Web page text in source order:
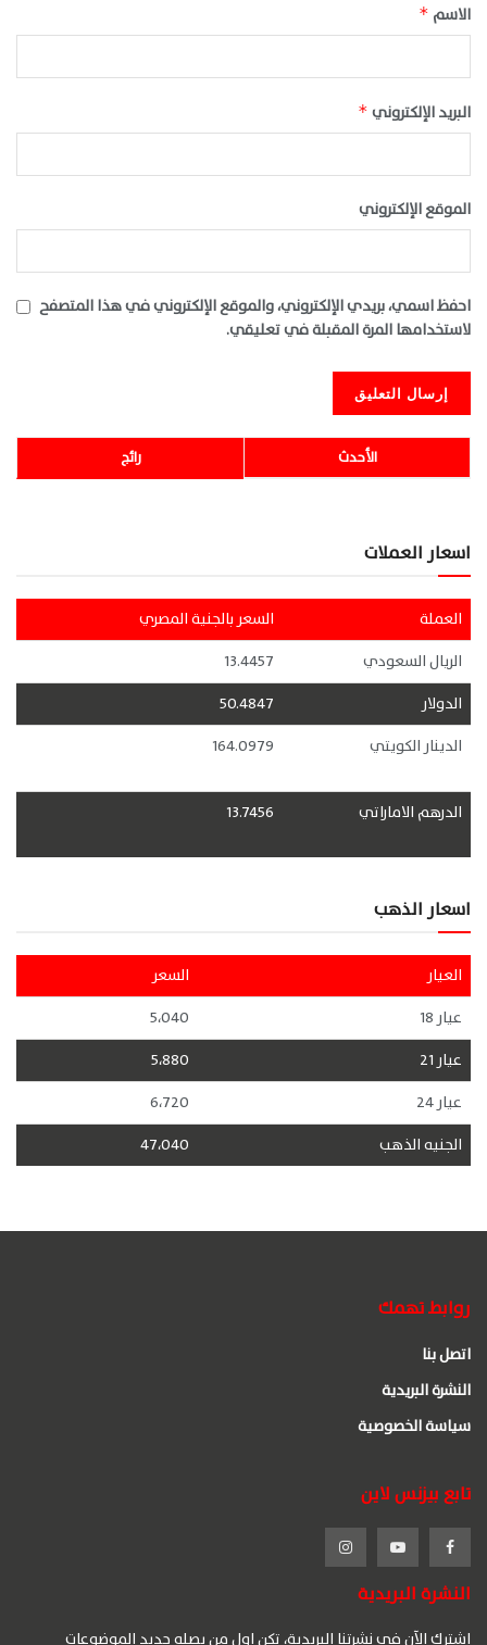
الاسم *
البريد الإلكتروني *
الموقع الإلكتروني
احفظ اسمي، بريدي الإلكتروني، والموقع الإلكتروني في هذا المتصفح
لاستخدامها المرة المقبلة في تعليقي.
رائج الأحدث
اسعار العملات
العملة
السعر بالجنية المصري
الريال السعودي
13.4457
الدولار
50.4847
الدينار الكويتي
164.0979
الدرهم الاماراتي 13.7456
اسعار الذهب
العيار
السعر
عيار 18
5،040
عيار 21
5،880
عيار 24
6،720
الجنيه الذهب
47،040
روابط تهمك
اتصل بنا
النشرة البريدية
سياسة الخصوصية
تابع بيزنس لاين
النشرة البريدية
اشترك الآن في نشرتنا البريدية، تكن اول من يصله جديد الموضوعات